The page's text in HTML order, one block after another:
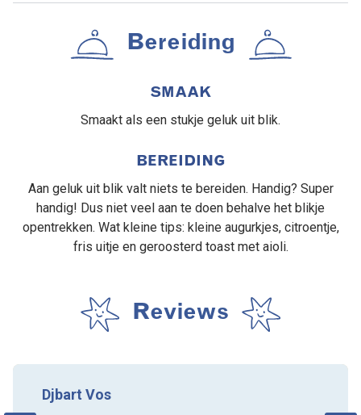
Bereiding
SMAAK
Smaakt als een stukje geluk uit blik.
BEREIDING
Aan geluk uit blik valt niets te bereiden. Handig? Super
handig! Dus niet veel aan te doen behalve het blikje
opentrekken. Wat kleine tips: kleine augurkjes, citroentje,
fris uitje en geroosterd toast met aioli.
Reviews
Djbart Vos